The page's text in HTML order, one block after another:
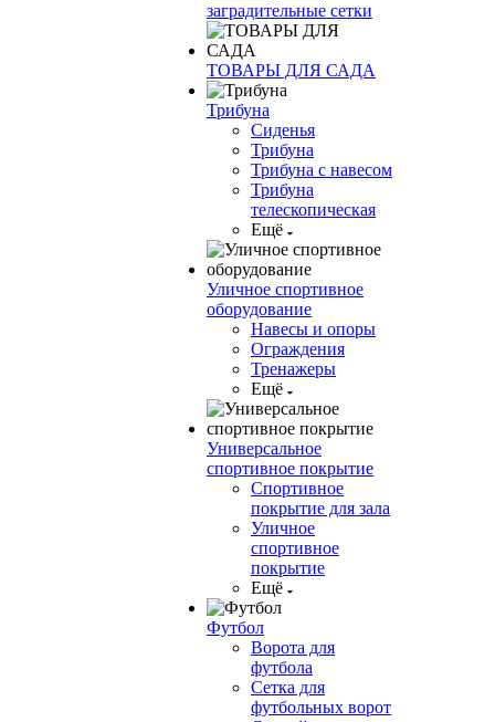
заградительные сетки
ТОВАРЫ ДЛЯ САДА
Трибуна
Сиденья
Трибуна
Трибуна с навесом
Трибуна
телескопическая
Ещё
Уличное спортивное
оборудование
Навесы и опоры
Ограждения
Тренажеры
Ещё
Универсальное
спортивное покрытие
Спортивное
покрытие для зала
Уличное
спортивное
покрытие
Ещё
Футбол
Ворота для
футбола
Сетка для
футбольных ворот